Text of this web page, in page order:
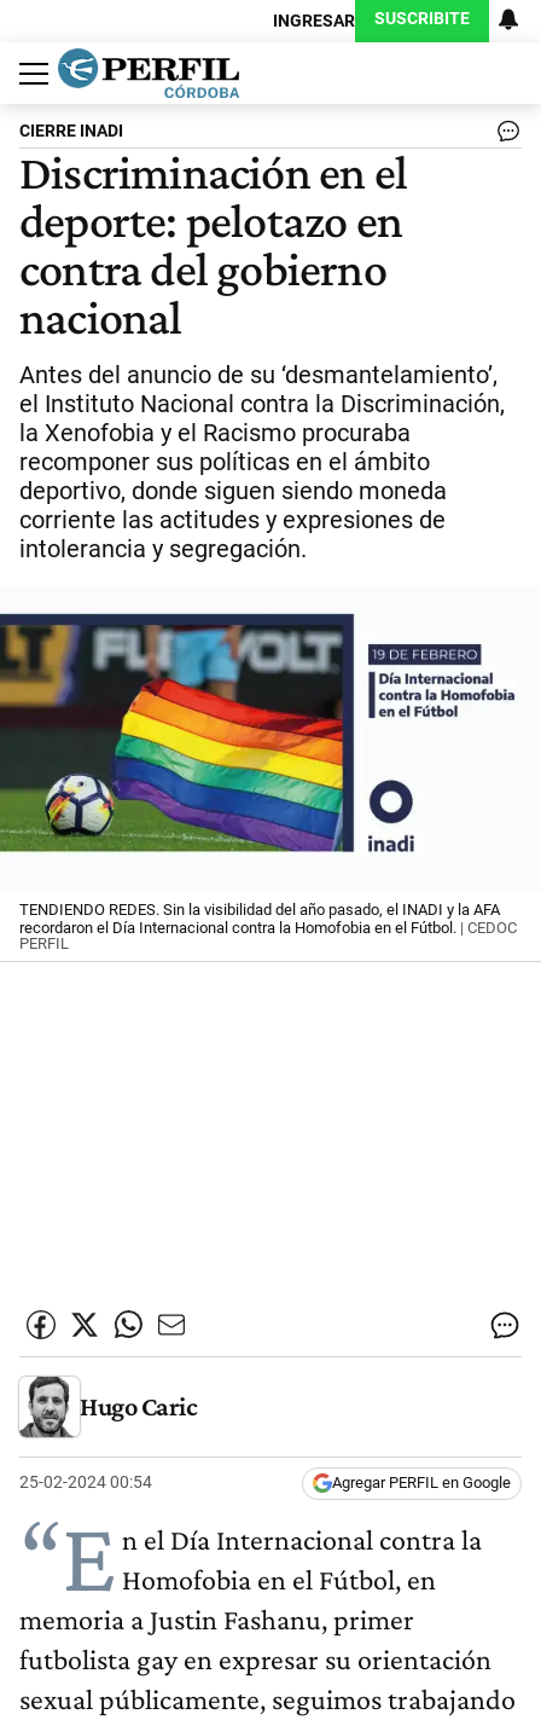
INGRESAR SUSCRIBITE
Política
Economía
Judiciales
Sociedad
Cultura
Espectáculos
Deportes
Protagonistas
CIERRE INADI
Discriminación en el
deporte: pelotazo en
contra del gobierno
nacional
Antes del anuncio de su ‘desmantelamiento’,
el Instituto Nacional contra la Discriminación,
la Xenofobia y el Racismo procuraba
recomponer sus políticas en el ámbito
deportivo, donde siguen siendo moneda
corriente las actitudes y expresiones de
intolerancia y segregación.
TENDIENDO REDES. Sin la visibilidad del año pasado, el INADI y la AFA
recordaron el Día Internacional contra la Homofobia en el Fútbol. | CEDOC
PERFIL
Hugo Caric
25-02-2024 00:54 Agregar PERFIL en Google
“E n el Día Internacional contra la
Homofobia en el Fútbol, en
memoria a Justin Fashanu, primer
futbolista gay en expresar su orientación
sexual públicamente, seguimos trabajando